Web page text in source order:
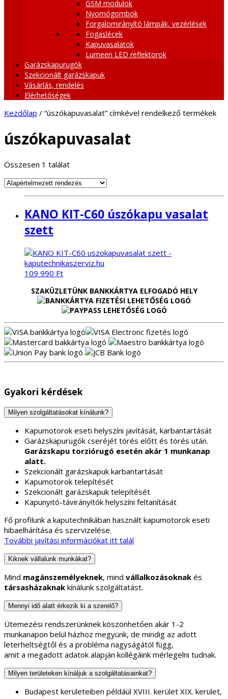
GSM modulok
Nyomógombok
Forgalomirányító lámpák, vezérlések
Fogaslécek
Kapuvasalatok
Lumeen LED reflektorok
Garázskapurugók
Szekcionált garázskapuk
Vásárlás, rendelés
Elérhetőségek
Kezdőlap / “úszókapuvasalat” címkével rendelkező termékek
úszókapuvasalat
Összesen 1 találat
KANO KIT-C60 úszókapu vasalat
szett
109 990 Ft
SZAKÜZLETÜNK BANKKÁRTYA ELFOGADÓ HELY
Gyakori kérdések
Milyen szolgáltatásokat kínálunk?
Kapumotorok eseti helyszíni javítását, karbantartását
Garázskapurugók cseréjét törés előtt és törés után.
Garázskapu torziórugó esetén akár 1 munkanap
alatt.
Szekcionált garázskapuk karbantartását
Kapumotorok telepítését
Szekcionált garázskapuk telepítését
Kapunyitó-távirányítók helyszíni feltanítását
Fő profilunk a kaputechnikában használt kapumotorok eseti
hibaelhárítása és szervizelése.
További javítási információkat itt talál
Kiknek vállalunk munkákat?
Mind magánszemélyeknek, mind vállalkozásoknak és
társasházaknak kínálunk szolgáltatást.
Mennyi idő alatt érkezik ki a szerelő?
Ütemezési rendszerünknek köszönhetően akár 1-2
munkanapon belül házhoz megyünk, de mindig az adott
leterheltségtől és a probléma nagyságától függ,
amit a megadott adatok alapján kollégáink mérlegelni tudnak.
Milyen területeken kínáljuk a szolgáltatásainkat?
Budapest kerületeiben példáúl XVIII. kerület XIX. kerület,